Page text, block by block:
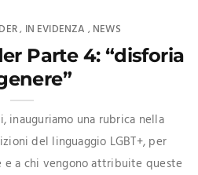
, IN EVIDENZA , NEWS
Parte 4: “disforia
inauguriamo una rubrica nella
del linguaggio LGBT+, per
e a chi vengono attribuite queste